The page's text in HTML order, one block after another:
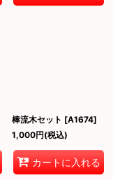
棒流木セット [A1674]
1,000円(税込)
カートに入れる